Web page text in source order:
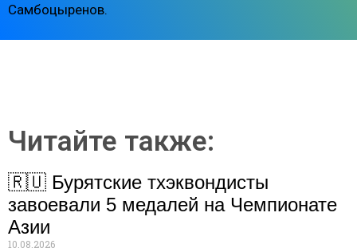
Самбоцыренов.
Читайте также:
🇷🇺 Бурятские тхэквондисты
завоевали 5 медалей на Чемпионате
Азии
10.08.2026